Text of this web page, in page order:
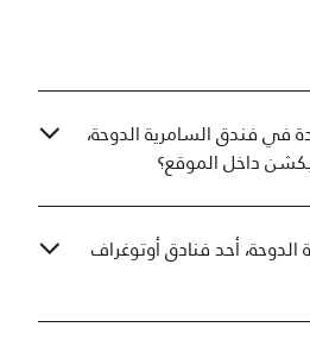
في فندق السامرية الدوحة،
داخل الموقع؟
أحد فنادق أوتوغراف